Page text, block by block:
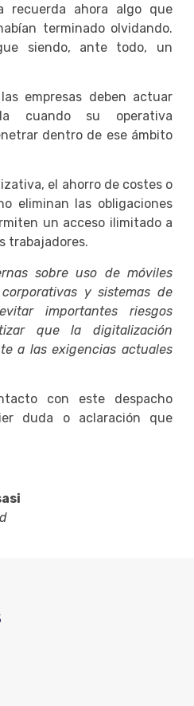
recuerda ahora algo que
terminado olvidando.
siendo, ante todo, un
empresas deben actuar
cuando su operativa
dentro de ese ámbito
el ahorro de costes o
eliminan las obligaciones
un acceso ilimitado a
trabajadores.
sobre uso de móviles
y sistemas de
importantes riesgos
que la digitalización
a las exigencias actuales
con este despacho
duda o aclaración que